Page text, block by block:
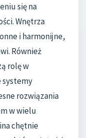
się na
Wnętrza
i harmonijne,
Również
rolę w
rozwiązania
w wielu
chętnie